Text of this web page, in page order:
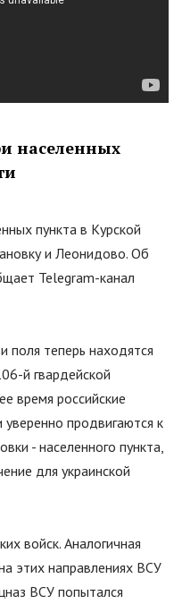
населенных
пункта в Курской
и Леонидово. Об
Telegram-канал
теперь находятся
й гвардейской
время российские
продвигаются к
- населенного пункта,
для украинской
войск. Аналогичная
этих направлениях ВСУ
ВСУ попытался